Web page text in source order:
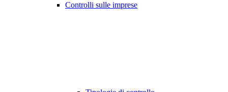
Controlli sulle imprese